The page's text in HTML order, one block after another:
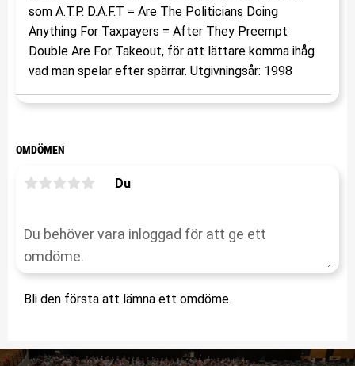
som A.T.P. D.A.F.T = Are The Politicians Doing
Anything For Taxpayers = After They Preempt
Double Are For Takeout, för att lättare komma ihåg
vad man spelar efter spärrar. Utgivningsår: 1998
OMDÖMEN
Du
Bli den första att lämna ett omdöme.